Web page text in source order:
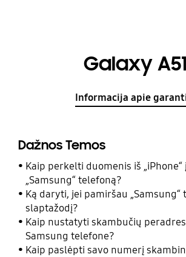
Galaxy A51
Informacija apie
Dažnos Temos
Kaip perkelti duomenis iš „iPhone“
„Samsung“ telefoną?
Ką daryti, jei pamiršau „Samsung“
slaptažodį?
Kaip nustatyti skambučių
Samsung telefone?
Kaip paslėpti savo numerį